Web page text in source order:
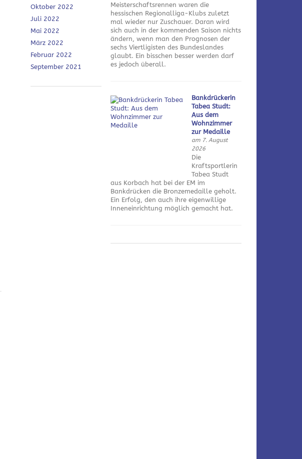
Oktober 2022
Juli 2022
Mai 2022
März 2022
Februar 2022
September 2021
Meisterschaftsrennen waren die
hessischen Regionalliga-Klubs zuletzt
mal wieder nur Zuschauer. Daran wird
sich auch in der kommenden Saison nichts
ändern, wenn man den Prognosen der
sechs Viertligisten des Bundeslandes
glaubt. Ein bisschen besser werden darf
es jedoch überall.
Bankdrückerin
Tabea Studt:
Aus dem
Wohnzimmer
zur Medaille
am 7. August
2026
Die
Kraftsportlerin
Tabea Studt
aus Korbach hat bei der EM im
Bankdrücken die Bronzemedaille geholt.
Ein Erfolg, den auch ihre eigenwillige
Inneneinrichtung möglich gemacht hat.